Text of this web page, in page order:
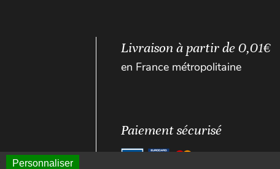
Livraison à partir de 0,01€
en France métropolitaine
Paiement sécurisé
Personnaliser